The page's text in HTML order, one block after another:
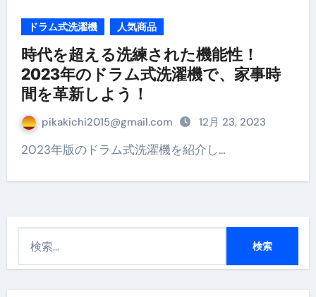
ドラム式洗濯機 人気商品
時代を超える洗練された機能性！
2023年のドラム式洗濯機で、家事時
間を革新しよう！
pikakichi2015@gmail.com 12月 23, 2023
2023年版のドラム式洗濯機を紹介し…